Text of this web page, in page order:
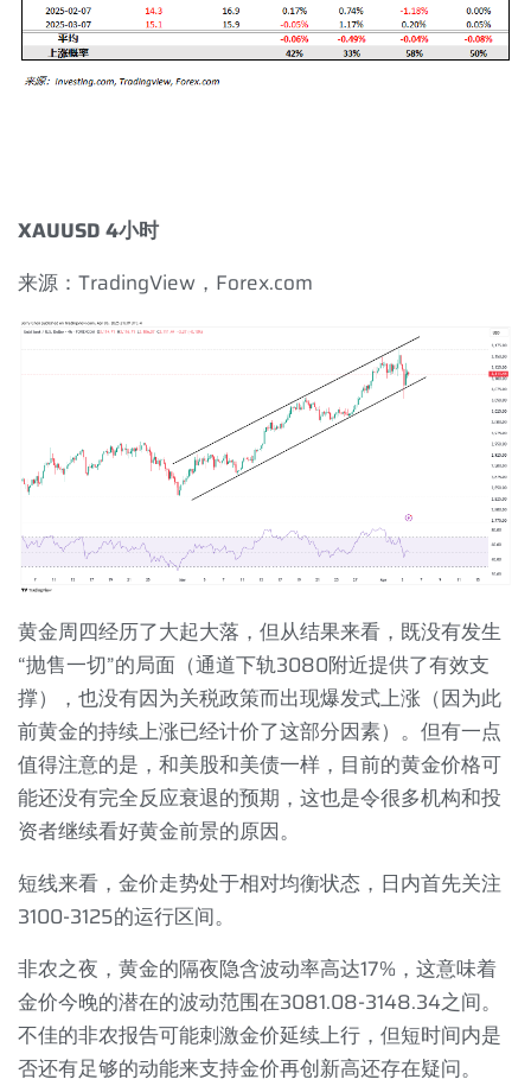
XAUUSD 4小时
来源： TradingView ， Forex.com
黄金周四经历了大起大落，但从结果来看，既没有发生
“抛售一切”的局面（通道下轨3080附近提供了有效支
撑），也没有因为关税政策而出现爆发式上涨（因为此
前黄金的持续上涨已经计价了这部分因素）。但有一点
值得注意的是，和美股和美债一样，目前的黄金价格可
能还没有完全反应衰退的预期，这也是令很多机构和投
资者继续看好黄金前景的原因。
短线来看，金价走势处于相对均衡状态，日内首先关注
3100-3125的运行区间。
非农之夜，黄金的隔夜隐含波动率高达17% ，这意味着
金价今晚的潜在的波动范围在3081.08-3148.34之间。
不佳的非农报告可能刺激金价延续上行，但短时间内是
否还有足够的动能来支持金价再创新高还存在疑问。